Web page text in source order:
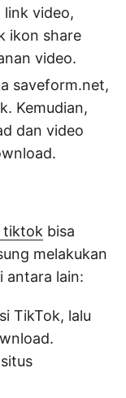
link video,
ikon share
video.
saveform.net,
Kemudian,
dan video
tiktok bisa
melakukan
antara lain:
TikTok, lalu